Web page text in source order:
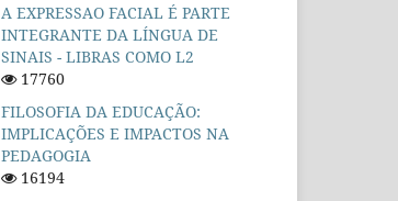
A EXPRESSAO FACIAL É PARTE
INTEGRANTE DA LÍNGUA DE
SINAIS - LIBRAS COMO L2
17760
FILOSOFIA DA EDUCAÇÃO:
IMPLICAÇÕES E IMPACTOS NA
PEDAGOGIA
16194